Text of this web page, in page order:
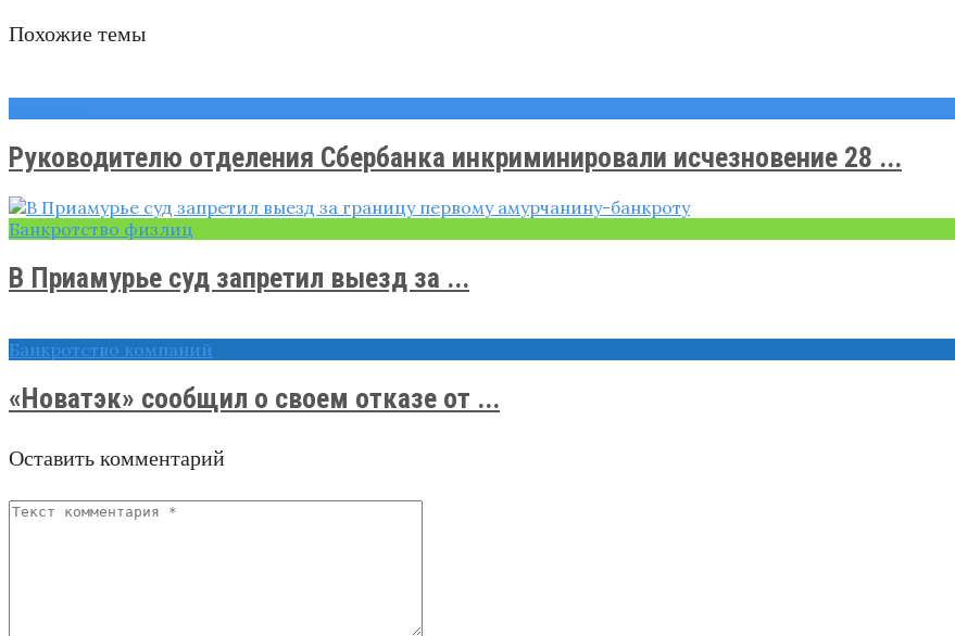
Похожие темы
Руководителю отделения Сбербанка инкриминировали исчезновение 28 ...
Банкротство физлиц
В Приамурье суд запретил выезд за ...
Банкротство компаний
«Новатэк» сообщил о своем отказе от ...
Оставить комментарий